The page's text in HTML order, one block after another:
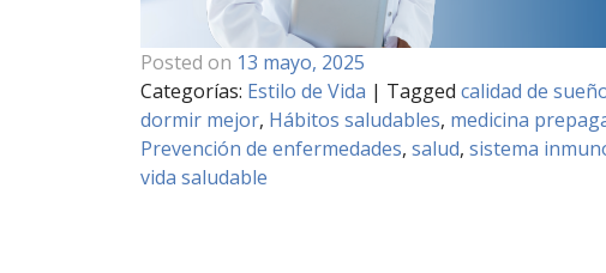
Posted on 13 mayo, 2025
Categorías: Estilo de Vida | Tagged calidad de
dormir mejor, Hábitos saludables, medicina
Prevención de enfermedades, salud, sistema
vida saludable